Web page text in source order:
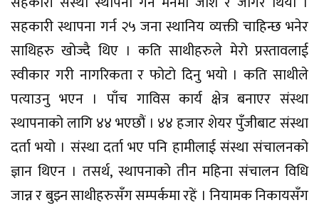
सहकारी स्थापना गर्न २५ जना स्थानिय व्यक्ती चाहिन्छ भनेर
साथिहरु खोज्दै थिए । कति साथीहरुले मेरो प्रस्तावलाई
स्वीकार गरी नागरिकता र फोटो दिनु भयो । कति साथीले
पत्याउनु भएन । पाँच गाविस कार्य क्षेत्र बनाएर संस्था
स्थापनाको लागि ४४ भएछौं । ४४ हजार शेयर पुँजीबाट संस्था
दर्ता भयो । संस्था दर्ता भए पनि हामीलाई संस्था संचालनको
ज्ञान थिएन । तसर्थ, स्थापनाको तीन महिना संचालन विधि
जान्न र बुझ्न साथीहरुसँग सम्पर्कमा रहें । नियामक निकायसँग